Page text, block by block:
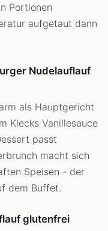
Portionen
aufgetaut dann
Nudelauflauf
als Hauptgericht
Klecks Vanillesauce
passt
macht sich
Speisen - der
dem Buffet.
glutenfrei